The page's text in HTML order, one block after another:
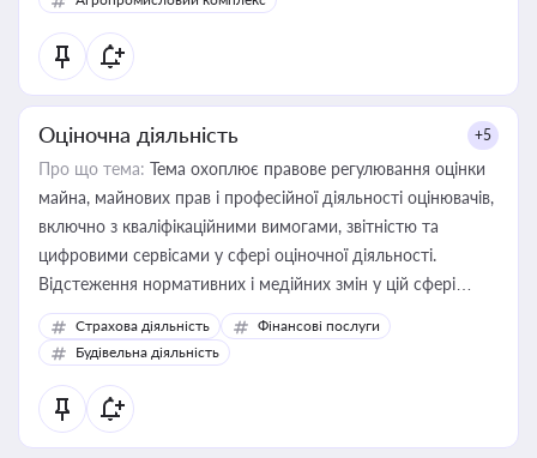
Оціночна діяльність +5
Про що тема: Тема охоплює правове регулювання оцінки
майна, майнових прав і професійної діяльності оцінювачів,
включно з кваліфікаційними вимогами, звітністю та
цифровими сервісами у сфері оціночної діяльності.
Відстеження нормативних і медійних змін у цій сфері
корисне для власника бізнесу, керівника, юриста або
бухгалтера під час оподаткування, приватизації, оренди
державного майна, корпоративних угод і перевірки
статусу суб'єктів оціночної діяльності
Страхова діяльність
Фінансові послуги
Будівельна діяльність